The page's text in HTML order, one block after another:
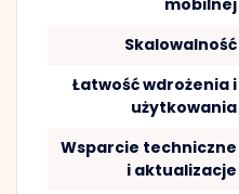
Skalowalność
Łatwość wdrożenia i
użytkowania
Wsparcie techniczne
i aktualizacje